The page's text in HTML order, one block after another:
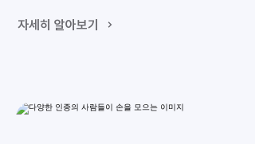
자세히 알아보기